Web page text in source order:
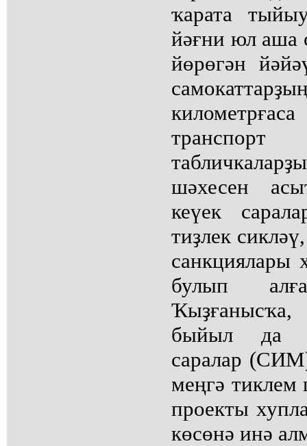
ҡарата
йәғни юл аша
йөрөгән
транспорт
шәхесен
кеүек
тиҙлек
санкциялары
булып
быйыл да
саралар
меңгә тиклем
проекты
көсөнә инә